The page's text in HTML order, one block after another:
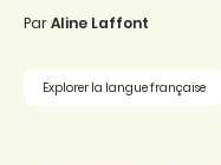
ParAline Laffont
Explorer la langue française